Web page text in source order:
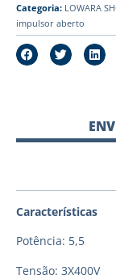
Categoria: LOWARA
impulsor aberto
Características
Potência: 5,5
Tensão: 3X400V